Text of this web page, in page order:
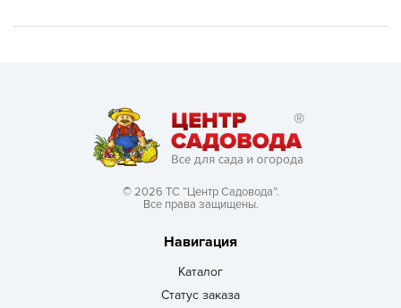
© 2026 ТС “Центр Садовода”.
Все права защищены.
Навигация
Каталог
Статус заказа